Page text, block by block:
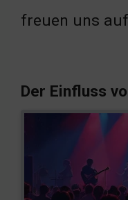
freuen uns
Der Einfluss